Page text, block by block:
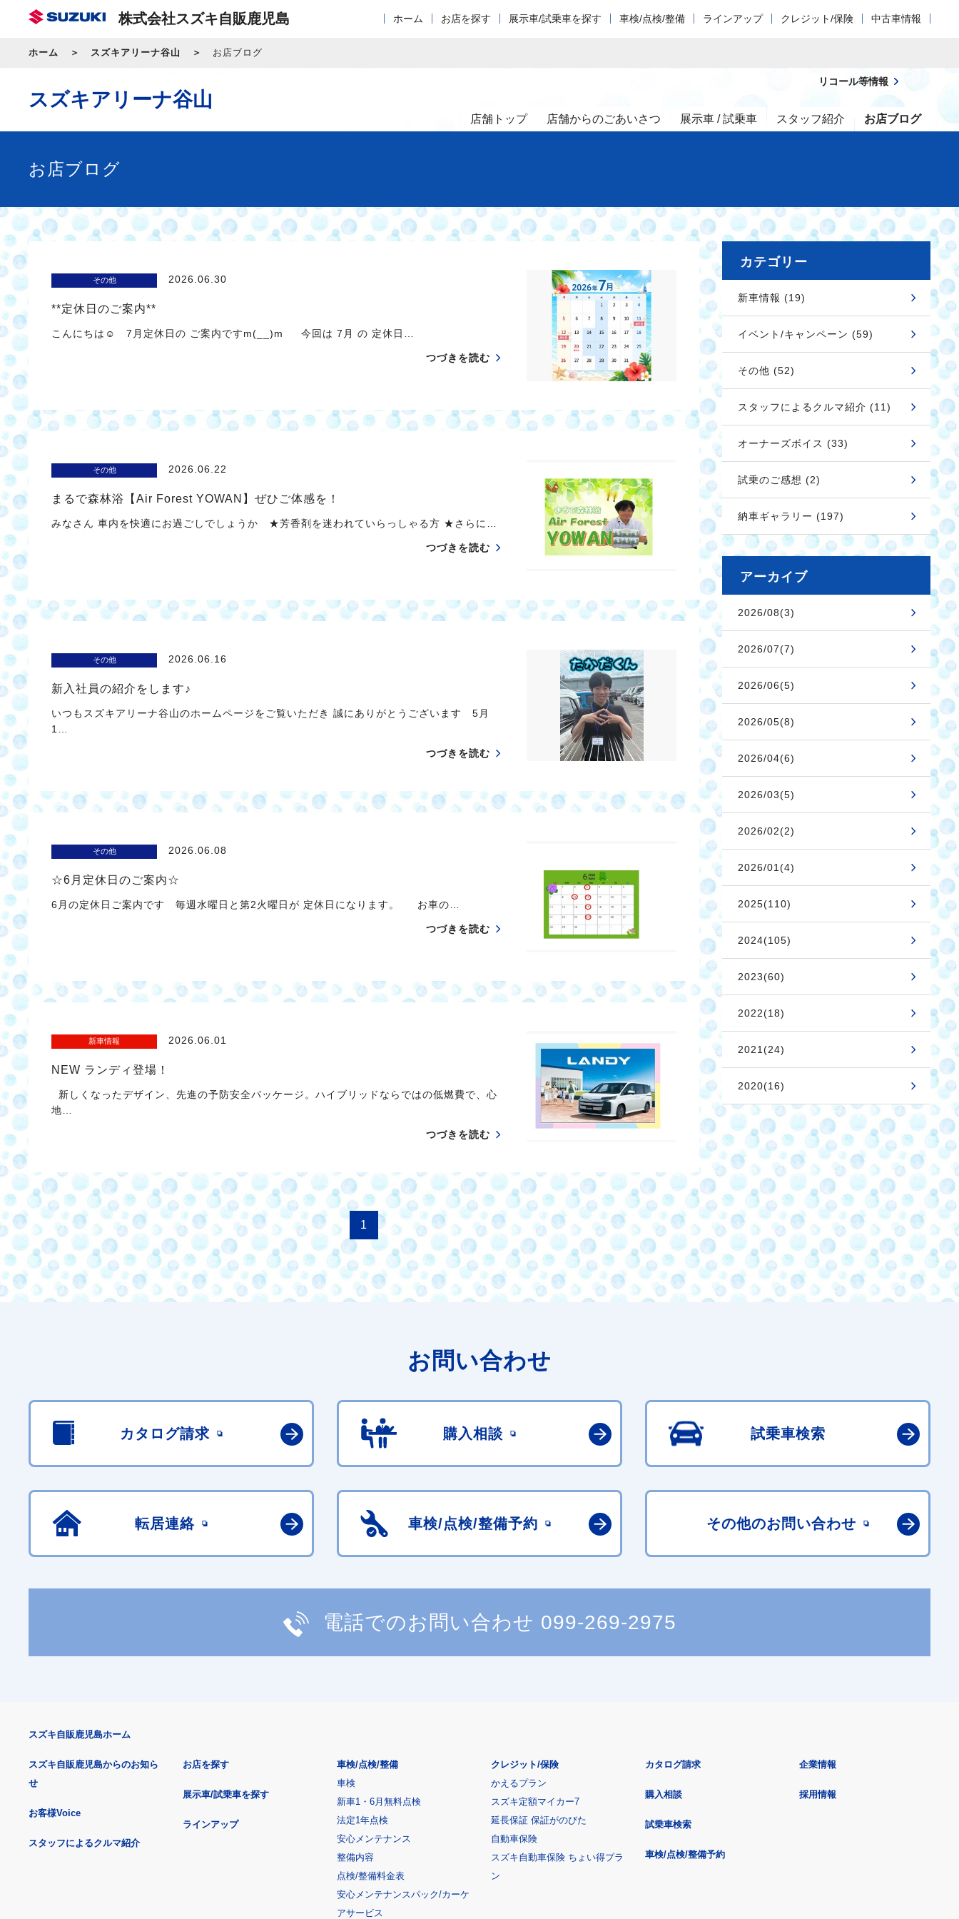
株式会社スズキ自販鹿児島 ホーム お店を探す 展示車/試乗車を探す 車検/点検/整備 ラインアップ クレジット/保険 中古車情報
ホーム スズキアリーナ谷山 お店ブログ
スズキアリーナ谷山
店舗トップ 店舗からのごあいさつ 展示車 / 試乗車 スタッフ紹介 お店ブログ
リコール等情報
お店ブログ
その他 2026.06.30
**定休日のご案内**
こんにちは☺ 7月定休日の ご案内ですm(__)m 今回は 7月 の 定休日…
つづきを読む
その他 2026.06.22
まるで森林浴【Air Forest YOWAN】ぜひご体感を！
みなさん 車内を快適にお過ごしでしょうか ★芳香剤を迷われていらっしゃる方 ★さらに…
つづきを読む
その他 2026.06.16
新入社員の紹介をします♪
いつもスズキアリーナ谷山のホームページをご覧いただき 誠にありがとうございます 5月
1…
つづきを読む
その他 2026.06.08
☆6月定休日のご案内☆
6月の定休日ご案内です 毎週水曜日と第2火曜日が 定休日になります。 お車の…
つづきを読む
新車情報 2026.06.01
NEW ランディ登場！
新しくなったデザイン、先進の予防安全パッケージ。ハイブリッドならではの低燃費で、心
地…
つづきを読む
1
カテゴリー
新車情報 (19)
イベント/キャンペーン (59)
その他 (52)
スタッフによるクルマ紹介 (11)
オーナーズボイス (33)
試乗のご感想 (2)
納車ギャラリー (197)
アーカイブ
2026/08(3)
2026/07(7)
2026/06(5)
2026/05(8)
2026/04(6)
2026/03(5)
2026/02(2)
2026/01(4)
2025(110)
2024(105)
2023(60)
2022(18)
2021(24)
2020(16)
お問い合わせ
カタログ請求 購入相談 試乗車検索
転居連絡 車検/点検/整備予約 その他のお問い合わせ
電話でのお問い合わせ 099-269-2975
スズキ自販鹿児島ホーム
スズキ自販鹿児島からのお知ら
せ
お客様Voice
スタッフによるクルマ紹介
お店を探す
展示車/試乗車を探す
ラインアップ
車検/点検/整備
車検
新車1・6月無料点検
法定1年点検
安心メンテナンス
整備内容
点検/整備料金表
安心メンテナンスパック/カーケ
アサービス
クレジット/保険
かえるプラン
スズキ定額マイカー7
延長保証 保証がのびた
自動車保険
スズキ自動車保険 ちょい得プラ
ン
カタログ請求
購入相談
試乗車検索
車検/点検/整備予約
企業情報
採用情報